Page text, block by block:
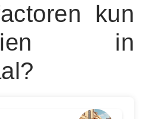
kun
in